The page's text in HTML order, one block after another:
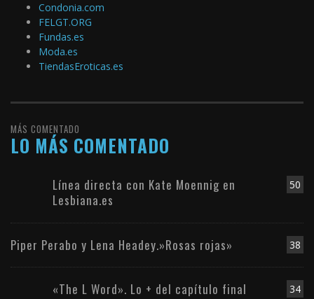
Condonia.com
FELGT.ORG
Fundas.es
Moda.es
TiendasEroticas.es
MÁS COMENTADO
LO MÁS COMENTADO
50
Línea directa con Kate Moennig en
Lesbiana.es
38
Piper Perabo y Lena Headey.»Rosas rojas»
34
«The L Word». Lo + del capítulo final